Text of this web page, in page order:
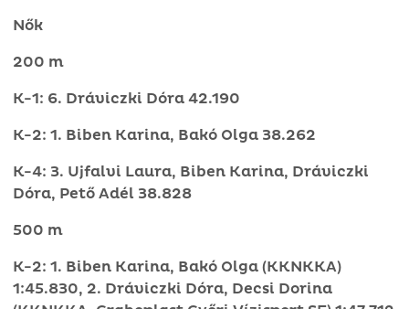
Nők
200 m
K-1: 6. Dráviczki Dóra 42.190
K-2: 1. Biben Karina, Bakó Olga 38.262
K-4: 3. Ujfalvi Laura, Biben Karina, Dráviczki
Dóra, Pető Adél 38.828
500 m
K-2: 1. Biben Karina, Bakó Olga (KKNKKA)
1:45.830, 2. Dráviczki Dóra, Decsi Dorina